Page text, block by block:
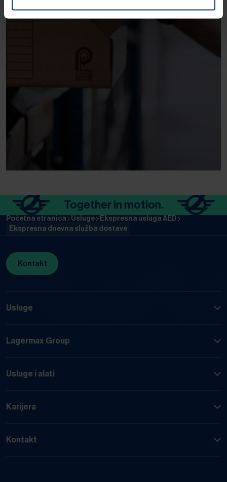
Together in motion.
Početna stranica Usluge
Ekspresna usluga AED
Ekspresna dnevna služba dostave
Kontakt
Usluge
Lagermax Group
Usluge i alati
Karijera
Kontakt